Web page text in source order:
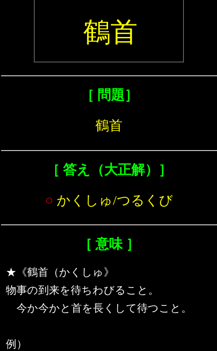
鶴首
［ 問題］
鶴首
［ 答え（大正解）］
○ かくしゅ/つるくび
［ 意味 ］
★《鶴首（かくしゅ》
物事の到来を待ちわびること。
今か今かと首を長くして待つこと。
例）